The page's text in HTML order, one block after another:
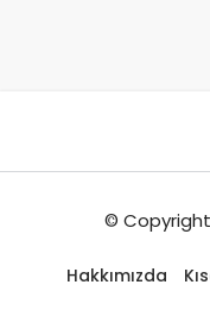
© Copyright
Hakkımızda